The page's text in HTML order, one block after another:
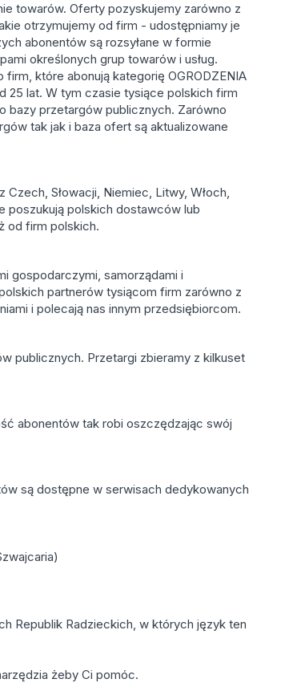
towarów. Oferty pozyskujemy zarówno z
otrzymujemy od firm - udostępniamy je
abonentów są rozsyłane w formie
określonych grup towarów i usług.
które abonują kategorię OGRODZENIA
25 lat. W tym czasie tysiące polskich firm
bazy przetargów publicznych. Zarówno
tak jak i baza ofert są aktualizowane
Słowacji, Niemiec, Litwy, Włoch,
poszukują polskich dostawców lub
od firm polskich.
gospodarczymi, samorządami i
partnerów tysiącom firm zarówno z
i polecają nas innym przedsiębiorcom.
publicznych. Przetargi zbieramy z kilkuset
abonentów tak robi oszczędzając swój
są dostępne w serwisach dedykowanych
Republik Radzieckich, w których język ten
żeby Ci pomóc.